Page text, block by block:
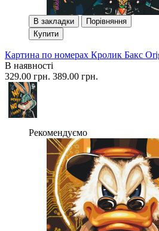
В закладки
Порівняння
Купити
Картина по номерах Кролик Бакс
В наявності
329.00 грн. 389.00 грн.
Рекомендуємо